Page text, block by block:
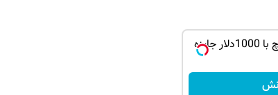
گردونه شانس بدون پوچ با 1000دلار جایزه